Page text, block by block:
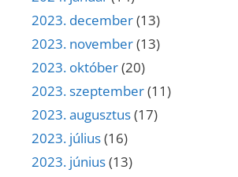
2023. december(13)
2023. november(13)
2023. október(20)
2023. szeptember(11)
2023. augusztus(17)
2023. július(16)
2023. június(13)